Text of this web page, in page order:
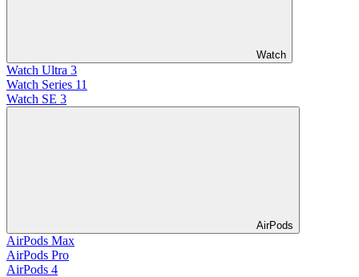
Watch
Watch Ultra 3
Watch Series 11
Watch SE 3
AirPods
AirPods Max
AirPods Pro
AirPods 4